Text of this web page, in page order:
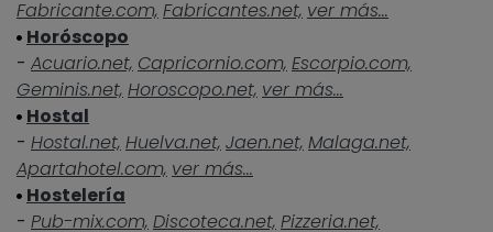
Fabricante.com, Fabricantes.net, ver más...
Horóscopo
- Acuario.net, Capricornio.com, Escorpio.com,
Geminis.net, Horoscopo.net, ver más...
Hostal
- Hostal.net, Huelva.net, Jaen.net, Malaga.net,
Apartahotel.com, ver más...
Hostelería
- Pub-mix.com, Discoteca.net, Pizzeria.net,